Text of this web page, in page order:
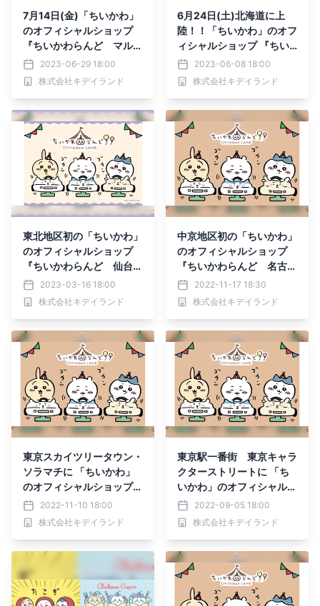
7月14日(金)「ちいかわ」
のオフィシャルショップ
『ちいかわらんど マルイ
シティ横浜店』グランドオ
ープン
2023-06-29 18:00
株式会社キデイランド
6月24日(土)北海道に上
陸！！「ちいかわ」のオフ
ィシャルショップ 『ちい
かわらんど 札幌パルコ
店』グランドオープン
2023-06-08 18:00
株式会社キデイランド
東北地区初の「ちいかわ」
のオフィシャルショップ
『ちいかわらんど 仙台パ
ルコ店』！！ 2023年3月
31日(金)グランドオープン
2023-03-16 18:00
株式会社キデイランド
中京地区初の「ちいかわ」
のオフィシャルショップ
『ちいかわらんど 名古屋
パルコ店』！！ 2022年12
月3日(土)グランドオープ
ン
2022-11-17 18:30
株式会社キデイランド
東京スカイツリータウン・
ソラマチに 「ちいかわ」
のオフィシャルショップ
『ちいかわらんど 東京ス
カイツリータウン・ソラマ
チ店』！！ 2022年11月2
2022-11-10 18:00
株式会社キデイランド
東京駅一番街 東京キャラ
クターストリートに 「ち
いかわ」のオフィシャルシ
ョップ 『ちいかわらん
ど TOKYO Statio
n』！！ 2022年9月16日
2022-09-05 18:00
株式会社キデイランド